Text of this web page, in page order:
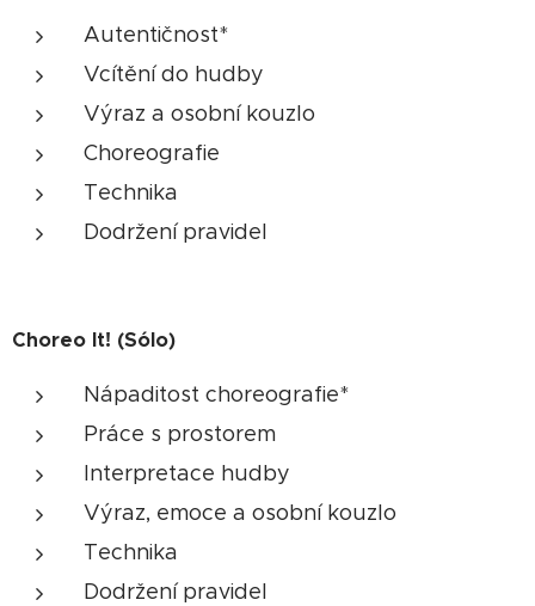
Autentičnost*
Vcítění do hudby
Výraz a osobní kouzlo
Choreografie
Technika
Dodržení pravidel
Choreo It! (Sólo)
Nápaditost choreografie*
Práce s prostorem
Interpretace hudby
Výraz, emoce a osobní kouzlo
Technika
Dodržení pravidel